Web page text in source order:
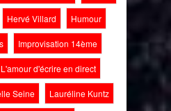
Hervé Villard Humour
Improvisation 14ème
L'amour d'écrire en direct
Seine Lauréline Kuntz